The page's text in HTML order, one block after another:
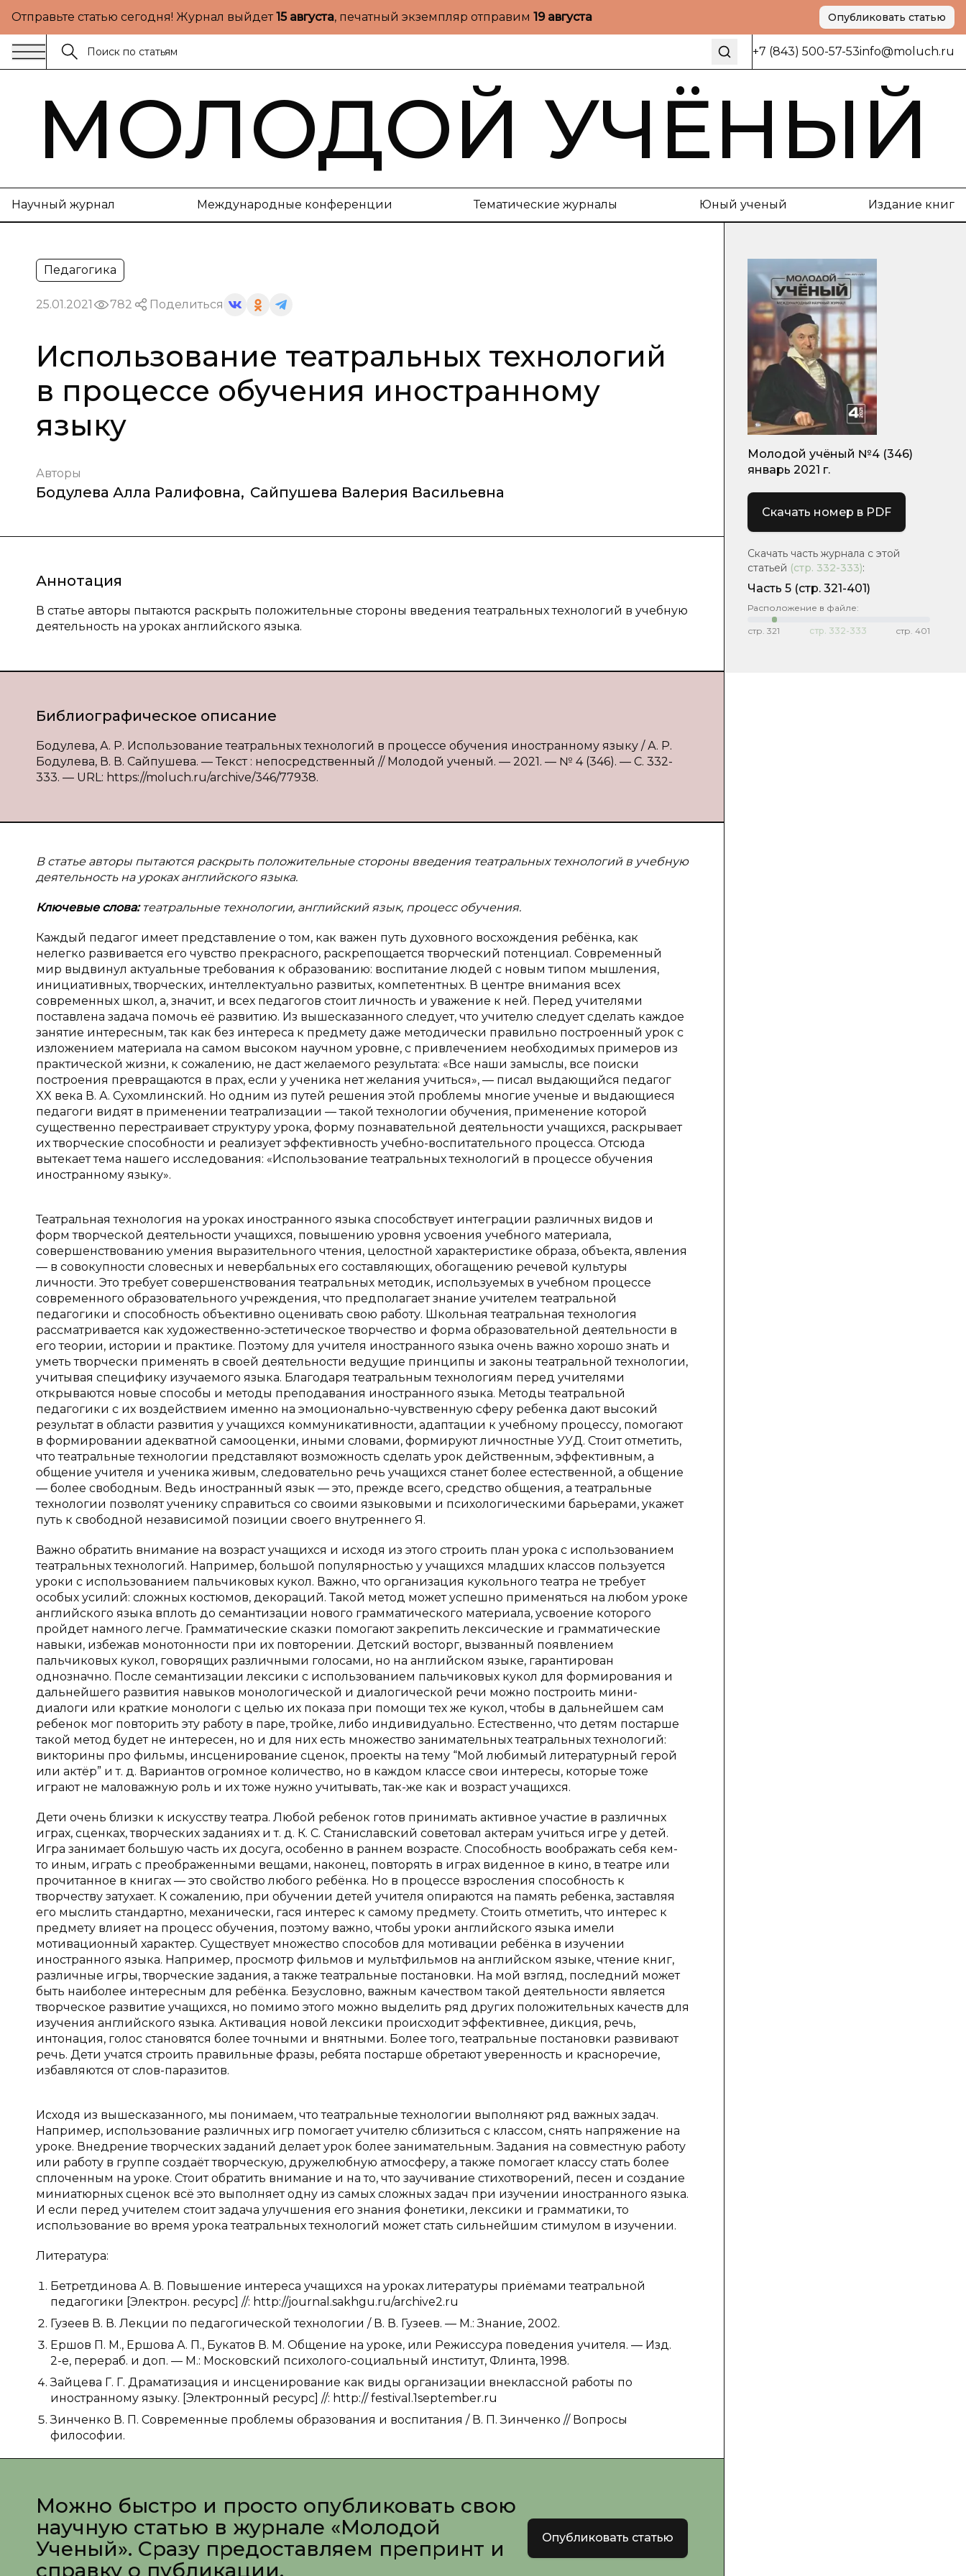
Отправьте статью сегодня! Журнал выйдет15 августа, печатный экземпляр отправим 19 августа Опубликовать статью
+7 (843) 500-57-53info@moluch.ru
МОЛОДОЙ УЧЁНЫЙ
Научный журнал Международные конференции Тематические журналы Юный ученый Издание книг
Педагогика
25.01.2021 782 Поделиться
Использование театральных технологий
в процессе обучения иностранному
языку
Авторы
Бодулева Алла Ралифовна, Сайпушева Валерия Васильевна
Аннотация
В статье авторы пытаются раскрыть положительные стороны введения театральных технологий в учебную
деятельность на уроках английского языка.
Библиографическое описание
Бодулева, А. Р. Использование театральных технологий в процессе обучения иностранному языку / А. Р.
Бодулева, В. В. Сайпушева. — Текст : непосредственный // Молодой ученый. — 2021. — № 4 (346). — С. 332-
333. — URL: https://moluch.ru/archive/346/77938.
В статье авторы пытаются раскрыть положительные стороны введения театральных технологий в учебную
деятельность на уроках английского языка.
Ключевые слова: театральные технологии, английский язык, процесс обучения.
Каждый педагог имеет представление о том, как важен путь духовного восхождения ребёнка, как
нелегко развивается его чувство прекрасного, раскрепощается творческий потенциал. Современный
мир выдвинул актуальные требования к образованию: воспитание людей с новым типом мышления,
инициативных, творческих, интеллектуально развитых, компетентных. В центре внимания всех
современных школ, а, значит, и всех педагогов стоит личность и уважение к ней. Перед учителями
поставлена задача помочь её развитию. Из вышесказанного следует, что учителю следует сделать каждое
занятие интересным, так как без интереса к предмету даже методически правильно построенный урок с
изложением материала на самом высоком научном уровне, с привлечением необходимых примеров из
практической жизни, к сожалению, не даст желаемого результата: «Все наши замыслы, все поиски
построения превращаются в прах, если у ученика нет желания учиться», — писал выдающийся педагог
XX века В. А. Сухомлинский. Но одним из путей решения этой проблемы многие ученые и выдающиеся
педагоги видят в применении театрализации — такой технологии обучения, применение которой
существенно перестраивает структуру урока, форму познавательной деятельности учащихся, раскрывает
их творческие способности и реализует эффективность учебно-воспитательного процесса. Отсюда
вытекает тема нашего исследования: «Использование театральных технологий в процессе обучения
иностранному языку».
Театральная технология на уроках иностранного языка способствует интеграции различных видов и
форм творческой деятельности учащихся, повышению уровня усвоения учебного материала,
совершенствованию умения выразительного чтения, целостной характеристике образа, объекта, явления
— в совокупности словесных и невербальных его составляющих, обогащению речевой культуры
личности. Это требует совершенствования театральных методик, используемых в учебном процессе
современного образовательного учреждения, что предполагает знание учителем театральной
педагогики и способность объективно оценивать свою работу. Школьная театральная технология
рассматривается как художественно-эстетическое творчество и форма образовательной деятельности в
его теории, истории и практике. Поэтому для учителя иностранного языка очень важно хорошо знать и
уметь творчески применять в своей деятельности ведущие принципы и законы театральной технологии,
учитывая специфику изучаемого языка. Благодаря театральным технологиям перед учителями
открываются новые способы и методы преподавания иностранного языка. Методы театральной
педагогики с их воздействием именно на эмоционально-чувственную сферу ребенка дают высокий
результат в области развития у учащихся коммуникативности, адаптации к учебному процессу, помогают
в формировании адекватной самооценки, иными словами, формируют личностные УУД. Стоит отметить,
что театральные технологии представляют возможность сделать урок действенным, эффективным, а
общение учителя и ученика живым, следовательно речь учащихся станет более естественной, а общение
— более свободным. Ведь иностранный язык — это, прежде всего, средство общения, а театральные
технологии позволят ученику справиться со своими языковыми и психологическими барьерами, укажет
путь к свободной независимой позиции своего внутреннего Я.
Важно обратить внимание на возраст учащихся и исходя из этого строить план урока с использованием
театральных технологий. Например, большой популярностью у учащихся младших классов пользуется
уроки с использованием пальчиковых кукол. Важно, что организация кукольного театра не требует
особых усилий: сложных костюмов, декораций. Такой метод может успешно применяться на любом уроке
английского языка вплоть до семантизации нового грамматического материала, усвоение которого
пройдет намного легче. Грамматические сказки помогают закрепить лексические и грамматические
навыки, избежав монотонности при их повторении. Детский восторг, вызванный появлением
пальчиковых кукол, говорящих различными голосами, но на английском языке, гарантирован
однозначно. После семантизации лексики с использованием пальчиковых кукол для формирования и
дальнейшего развития навыков монологической и диалогической речи можно построить мини-
диалоги или краткие монологи с целью их показа при помощи тех же кукол, чтобы в дальнейшем сам
ребенок мог повторить эту работу в паре, тройке, либо индивидуально. Естественно, что детям постарше
такой метод будет не интересен, но и для них есть множество занимательных театральных технологий:
викторины про фильмы, инсценирование сценок, проекты на тему “Мой любимый литературный герой
или актёр” и т. д. Вариантов огромное количество, но в каждом классе свои интересы, которые тоже
играют не маловажную роль и их тоже нужно учитывать, так-же как и возраст учащихся.
Дети очень близки к искусству театра. Любой ребенок готов принимать активное участие в различных
играх, сценках, творческих заданиях и т. д. К. С. Станиславский советовал актерам учиться игре у детей.
Игра занимает большую часть их досуга, особенно в раннем возрасте. Способность воображать себя кем-
то иным, играть с преображенными вещами, наконец, повторять в играх виденное в кино, в театре или
прочитанное в книгах — это свойство любого ребёнка. Но в процессе взросления способность к
творчеству затухает. К сожалению, при обучении детей учителя опираются на память ребенка, заставляя
его мыслить стандартно, механически, гася интерес к самому предмету. Стоить отметить, что интерес к
предмету влияет на процесс обучения, поэтому важно, чтобы уроки английского языка имели
мотивационный характер. Существует множество способов для мотивации ребёнка в изучении
иностранного языка. Например, просмотр фильмов и мультфильмов на английском языке, чтение книг,
различные игры, творческие задания, а также театральные постановки. На мой взгляд, последний может
быть наиболее интересным для ребёнка. Безусловно, важным качеством такой деятельности является
творческое развитие учащихся, но помимо этого можно выделить ряд других положительных качеств для
изучения английского языка. Активация новой лексики происходит эффективнее, дикция, речь,
интонация, голос становятся более точными и внятными. Более того, театральные постановки развивают
речь. Дети учатся строить правильные фразы, ребята постарше обретают уверенность и красноречие,
избавляются от слов-паразитов.
Исходя из вышесказанного, мы понимаем, что театральные технологии выполняют ряд важных задач.
Например, использование различных игр помогает учителю сблизиться с классом, снять напряжение на
уроке. Внедрение творческих заданий делает урок более занимательным. Задания на совместную работу
или работу в группе создаёт творческую, дружелюбную атмосферу, а также помогает классу стать более
сплоченным на уроке. Стоит обратить внимание и на то, что заучивание стихотворений, песен и создание
миниатюрных сценок всё это выполняет одну из самых сложных задач при изучении иностранного языка.
И если перед учителем стоит задача улучшения его знания фонетики, лексики и грамматики, то
использование во время урока театральных технологий может стать сильнейшим стимулом в изучении.
Литература:
Бетретдинова А. В. Повышение интереса учащихся на уроках литературы приёмами театральной
педагогики [Электрон. ресурс] //: http://journal.sakhgu.ru/archive2.ru
Гузеев В. В. Лекции по педагогической технологии / В. В. Гузеев. — М.: Знание, 2002.
Ершов П. М., Ершова А. П., Букатов В. М. Общение на уроке, или Режиссура поведения учителя. — Изд.
2-е, перераб. и доп. — М.: Московский психолого-социальный институт, Флинта, 1998.
Зайцева Г. Г. Драматизация и инсценирование как виды организации внеклассной работы по
иностранному языку. [Электронный ресурс] //: http:// festival.1september.ru
Зинченко В. П. Современные проблемы образования и воспитания / В. П. Зинченко // Вопросы
философии.
Можно быстро и просто опубликовать свою
научную статью в журнале «Молодой
Ученый». Сразу предоставляем препринт и
справку о публикации.
Опубликовать статью
Молодой учёный №4 (346)
январь 2021 г.
Скачать номер в PDF
Скачать часть журнала с этой
статьей (стр. 332-333):
Часть 5 (стр. 321-401)
Расположение в файле:
стр. 321 стр. 332-333 стр. 401